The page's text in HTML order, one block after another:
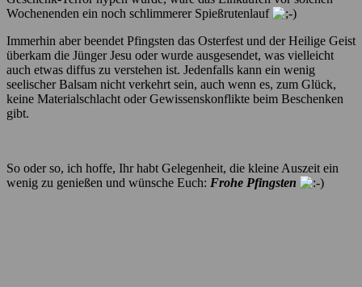
Wochenenden ein noch schlimmerer Spießrutenlauf
Immerhin aber beendet Pfingsten das Osterfest und der Heilige Geist
überkam die Jünger Jesu oder wurde ausgesendet, was vielleicht
auch etwas diffus zu verstehen ist. Jedenfalls kann ein wenig
seelischer Balsam nicht verkehrt sein, auch wenn es, zum Glück,
keine Materialschlacht oder Gewissenskonflikte beim Beschenken
gibt.
So oder so, ich hoffe, Ihr habt Gelegenheit, die kleine Auszeit ein
wenig zu genießen und wünsche Euch: Frohe Pfingsten